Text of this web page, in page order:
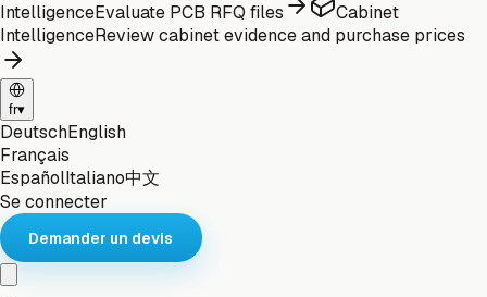
IntelligenceEvaluate PCB RFQ files
Cabinet
IntelligenceReview cabinet evidence and purchase prices
fr▾
DeutschEnglish
Français
EspañolItaliano中文
Se connecter
Demander un devis